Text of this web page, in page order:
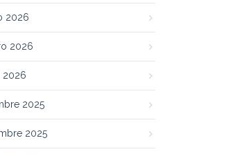
2026
2026
2026
2025
2025